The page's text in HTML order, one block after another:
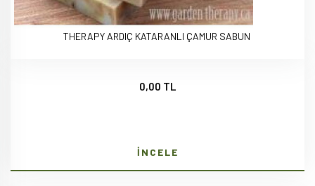
THERAPY ARDIÇ KATARANLI ÇAMUR SABUN
0,00 TL
İNCELE